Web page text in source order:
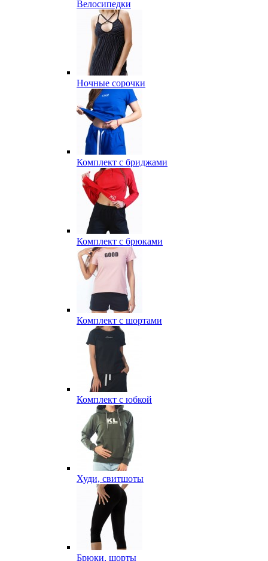
Велосипедки
Ночные сорочки
Комплект с бриджами
Комплект с брюками
Комплект с шортами
Комплект с юбкой
Худи, свитшоты
Брюки, шорты